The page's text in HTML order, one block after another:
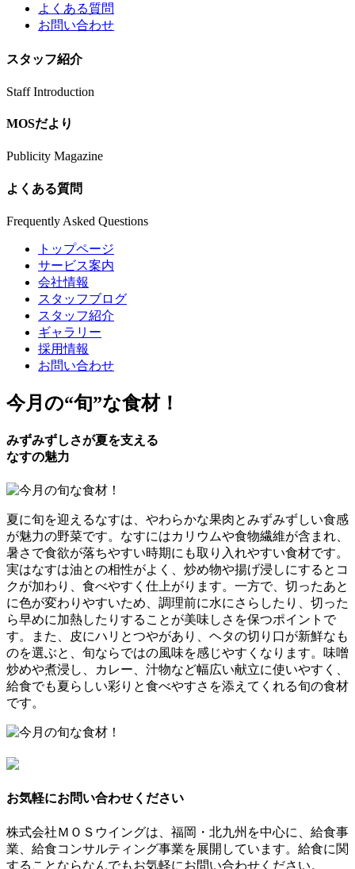
よくある質問
お問い合わせ
スタッフ紹介
Staff Introduction
MOSだより
Publicity Magazine
よくある質問
Frequently Asked Questions
トップページ
サービス案内
会社情報
スタッフブログ
スタッフ紹介
ギャラリー
採用情報
お問い合わせ
今月の“旬”な食材！
みずみずしさが夏を支える
なすの魅力
夏に旬を迎えるなすは、やわらかな果肉とみずみずしい食感
が魅力の野菜です。なすにはカリウムや食物繊維が含まれ、
暑さで食欲が落ちやすい時期にも取り入れやすい食材です。
実はなすは油との相性がよく、炒め物や揚げ浸しにするとコ
クが加わり、食べやすく仕上がります。一方で、切ったあと
に色が変わりやすいため、調理前に水にさらしたり、切った
ら早めに加熱したりすることが美味しさを保つポイントで
す。また、皮にハリとつやがあり、ヘタの切り口が新鮮なも
のを選ぶと、旬ならではの風味を感じやすくなります。味噌
炒めや煮浸し、カレー、汁物など幅広い献立に使いやすく、
給食でも夏らしい彩りと食べやすさを添えてくれる旬の食材
です。
お気軽にお問い合わせください
株式会社ＭＯＳウイングは、福岡・北九州を中心に、給食事
業、給食コンサルティング事業を展開しています。給食に関
することならなんでもお気軽にお問い合わせください。